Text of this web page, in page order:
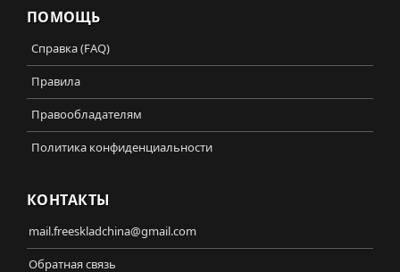
ПОМОЩЬ
Справка (FAQ)
Правила
Правообладателям
Политика конфиденциальности
КОНТАКТЫ
mail.freeskladchina@gmail.com
Обратная связь